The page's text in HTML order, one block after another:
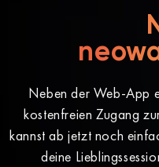
Neben der Web-App
kostenfreien Zugang
kannst ab jetzt noch
deine